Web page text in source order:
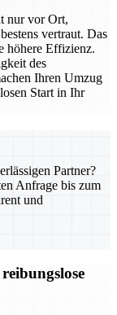
nur vor Ort,
vertraut. Das
höhere Effizienz.
des
Ihren Umzug
Start in Ihr
Partner?
Anfrage bis zum
und